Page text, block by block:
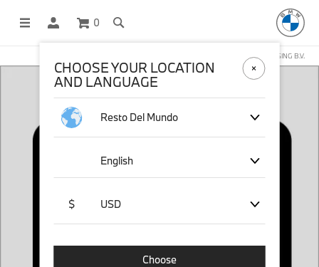
0
COMPRAS EN LÍNEA OPERADAS POR STICHD SPORTSMERCHANDISING B.V.
CHOOSE YOUR LOCATION
AND LANGUAGE
Resto Del Mundo
English
$ USD
Choose